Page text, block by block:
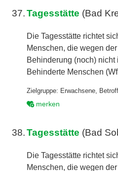
37. Tagesstätte (Bad
Die Tagesstätte richtet
Menschen, die wegen
Behinderung (noch) nicht
Behinderte Menschen
Zielgruppe: Erwachsene,
merken
38. Tagesstätte (Bad
Die Tagesstätte richtet
Menschen, die wegen